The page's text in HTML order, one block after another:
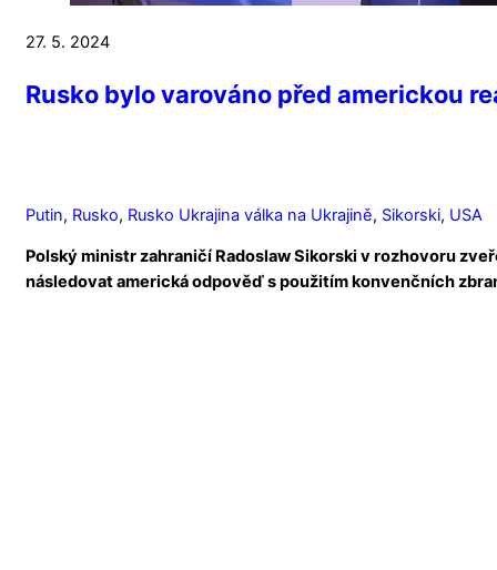
27. 5. 2024
Rusko bylo varováno před americkou
Putin, Rusko, Rusko Ukrajina válka na Ukrajině, Sikorski, USA
Polský ministr zahraničí Radoslaw Sikorski v rozhovoru
následovat americká odpověď s použitím konvenčních